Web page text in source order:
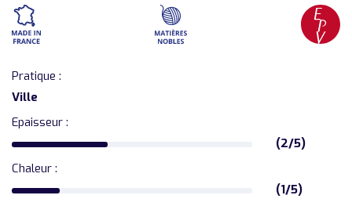
Pratique :
Ville
Epaisseur :
(2/5)
Chaleur :
(1/5)